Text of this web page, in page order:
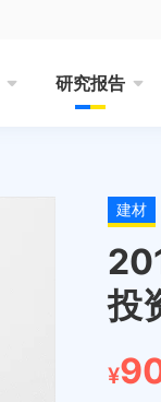
研究报告
建材
投
¥